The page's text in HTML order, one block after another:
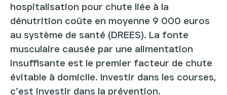
hospitalisation pour chute liée à la
dénutrition coûte en moyenne 9 000 euros
au système de santé (DREES). La fonte
musculaire causée par une alimentation
insuffisante est le premier facteur de chute
évitable à domicile. Investir dans les courses,
c’est investir dans la prévention.